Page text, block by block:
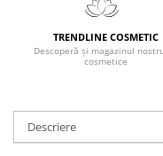
TRENDLINE COSMETIC
Descoperă și magazinul
cosmetice
Descriere